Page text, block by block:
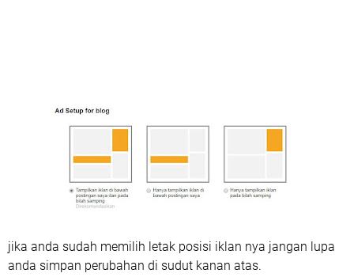
jika anda sudah memilih letak posisi iklan nya jangan lupa
anda simpan perubahan di sudut kanan atas.